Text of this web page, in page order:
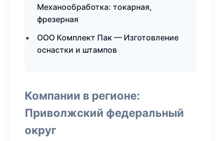
Механообработка: токарная,
фрезерная
ООО Комплект Пак — Изготовление
оснастки и штампов
Компании в регионе:
Приволжский федеральный
округ